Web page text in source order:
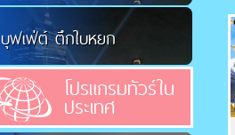
บุฟเฟ่ต์ ตึกใบหยก
โปรแกรมทัวร์ใน
ประเทศ